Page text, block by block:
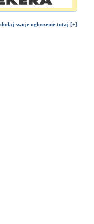
dodaj swoje ogłoszenie tutaj [+]